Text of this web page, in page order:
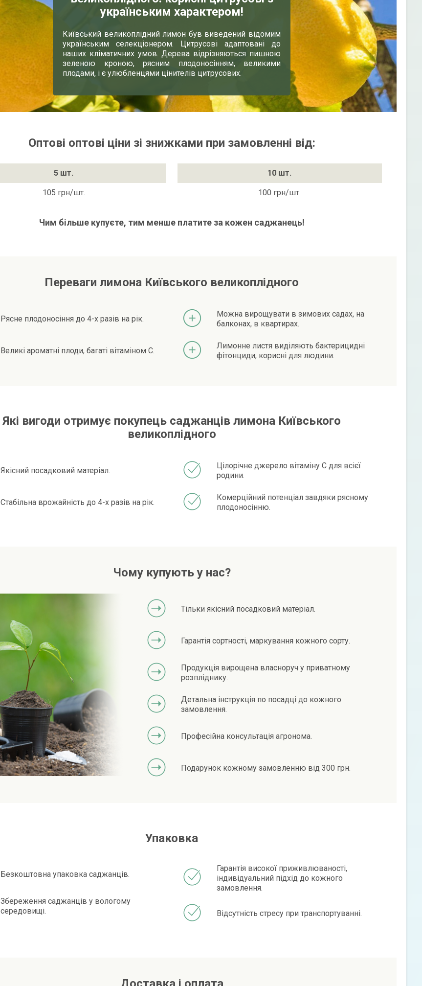
українським характером!
Київський великоплідний лимон був виведений відомим
українським селекціонером. Цитрусові адаптовані до
наших кліматичних умов. Дерева відрізняються пишною
зеленою кроною, рясним плодоносінням, великими
плодами, і є улюбленцями цінителів цитрусових.
Оптові оптові ціни зі знижками при замовленні від:
5 шт.
105 грн/шт.
10 шт.
100 грн/шт.
Чим більше купуєте, тим менше платите за кожен саджанець!
Переваги лимона Київського великоплідного
Рясне плодоносіння до 4-х разів на рік.
Великі ароматні плоди, багаті вітаміном C.
Можна вирощувати в зимових садах, на
балконах, в квартирах.
Лимонне листя виділяють бактерицидні
фітонциди, корисні для людини.
Які вигоди отримує покупець саджанців лимона Київського
великоплідного
Якісний посадковий матеріал.
Стабільна врожайність до 4-х разів на рік.
Цілорічне джерело вітаміну С для всієї
родини.
Комерційний потенціал завдяки рясному
плодоносінню.
Чому купують у нас?
Тільки якісний посадковий матеріал.
Гарантія сортності, маркування кожного сорту.
Продукція вирощена власноруч у приватному
розпліднику.
Детальна інструкція по посадці до кожного
замовлення.
Професійна консультація агронома.
Подарунок кожному замовленню від 300 грн.
Упаковка
Безкоштовна упаковка саджанців.
Збереження саджанців у вологому
середовищі.
Гарантія високої приживлюваності,
індивідуальний підхід до кожного
замовлення.
Відсутність стресу при транспортуванні.